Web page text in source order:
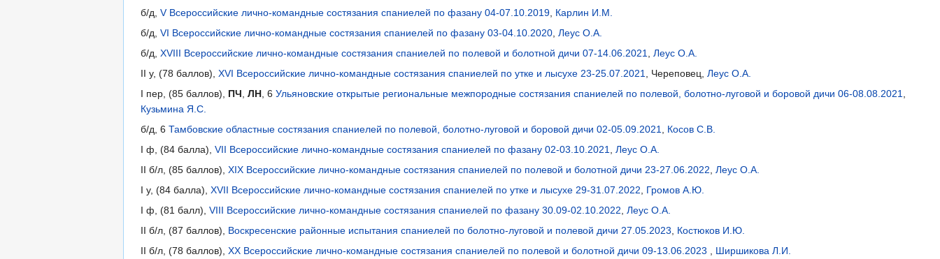
б/д, V Всероссийские лично-командные состязания спаниелей по фазану 04-07.10.2019, Карлин И.М.
б/д, VI Всероссийские лично-командные состязания спаниелей по фазану 03-04.10.2020, Леус О.А.
б/д, XVIII Всероссийские лично-командные состязания спаниелей по полевой и болотной дичи 07-14.06.2021, Леус О.А.
II у, (78 баллов), XVI Всероссийские лично-командные состязания спаниелей по утке и лысухе 23-25.07.2021, Череповец, Леус О.А.
I пер, (85 баллов), ПЧ, ЛН, 6 Ульяновские открытые региональные межпородные состязания спаниелей по полевой, болотно-луговой и боровой дичи 06-08.08.2021,
Кузьмина Я.С.
б/д, 6 Тамбовские областные состязания спаниелей по полевой, болотно-луговой и боровой дичи 02-05.09.2021, Косов С.В.
I ф, (84 балла), VII Всероссийские лично-командные состязания спаниелей по фазану 02-03.10.2021, Леус О.А.
II б/л, (85 баллов), XIX Всероссийские лично-командные состязания спаниелей по полевой и болотной дичи 23-27.06.2022, Леус О.А.
I у, (84 балла), XVII Всероссийские лично-командные состязания спаниелей по утке и лысухе 29-31.07.2022, Громов А.Ю.
I ф, (81 балл), VIII Всероссийские лично-командные состязания спаниелей по фазану 30.09-02.10.2022, Леус О.А.
II б/л, (87 баллов), Воскресенские районные испытания спаниелей по болотно-луговой и полевой дичи 27.05.2023, Костюков И.Ю.
II б/л, (78 баллов), XX Всероссийские лично-командные состязания спаниелей по полевой и болотной дичи 09-13.06.2023 , Ширшикова Л.И.